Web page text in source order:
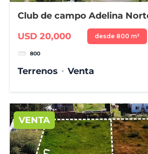
Club de campo Adelina
USD 20,000 desde 800 m²
800
Terrenos Venta
VENTA